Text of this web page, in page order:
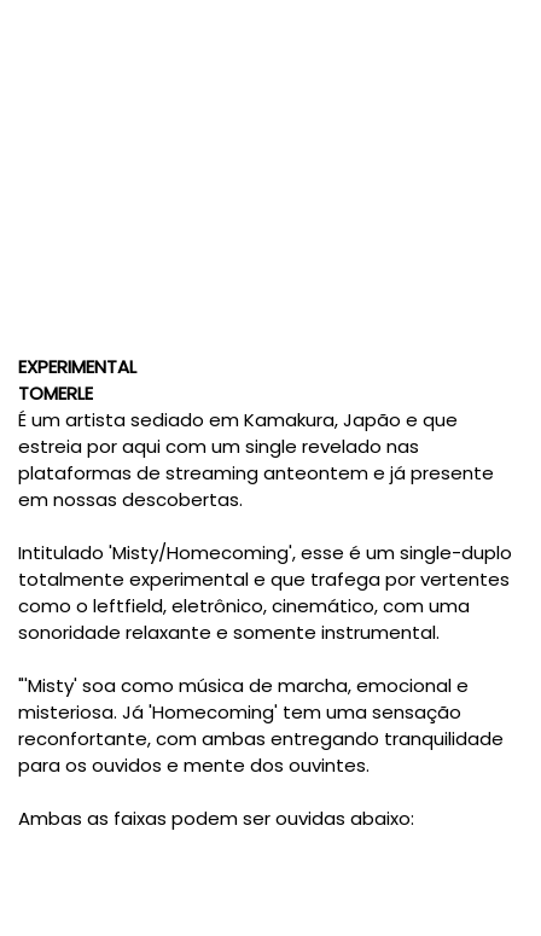
EXPERIMENTAL
TOMERLE
É um artista sediado em Kamakura, Japão e que
estreia por aqui com um single revelado nas
plataformas de streaming anteontem e já presente
em nossas descobertas.
Intitulado 'Misty/Homecoming', esse é um single-duplo
totalmente experimental e que trafega por vertentes
como o leftfield, eletrônico, cinemático, com uma
sonoridade relaxante e somente instrumental.
"'Misty' soa como música de marcha, emocional e
misteriosa. Já 'Homecoming' tem uma sensação
reconfortante, com ambas entregando tranquilidade
para os ouvidos e mente dos ouvintes.
Ambas as faixas podem ser ouvidas abaixo: